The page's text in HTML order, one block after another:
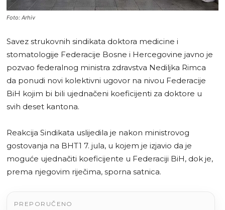
Foto: Arhiv
Savez strukovnih sindikata doktora medicine i
stomatologije Federacije Bosne i Hercegovine javno je
pozvao federalnog ministra zdravstva Nediljka Rimca
da ponudi novi kolektivni ugovor na nivou Federacije
BiH kojim bi bili ujednačeni koeficijenti za doktore u
svih deset kantona.
Reakcija Sindikata uslijedila je nakon ministrovog
gostovanja na BHT1 7. jula, u kojem je izjavio da je
moguće ujednačiti koeficijente u Federaciji BiH, dok je,
prema njegovim riječima, sporna satnica.
PREPORUČENO